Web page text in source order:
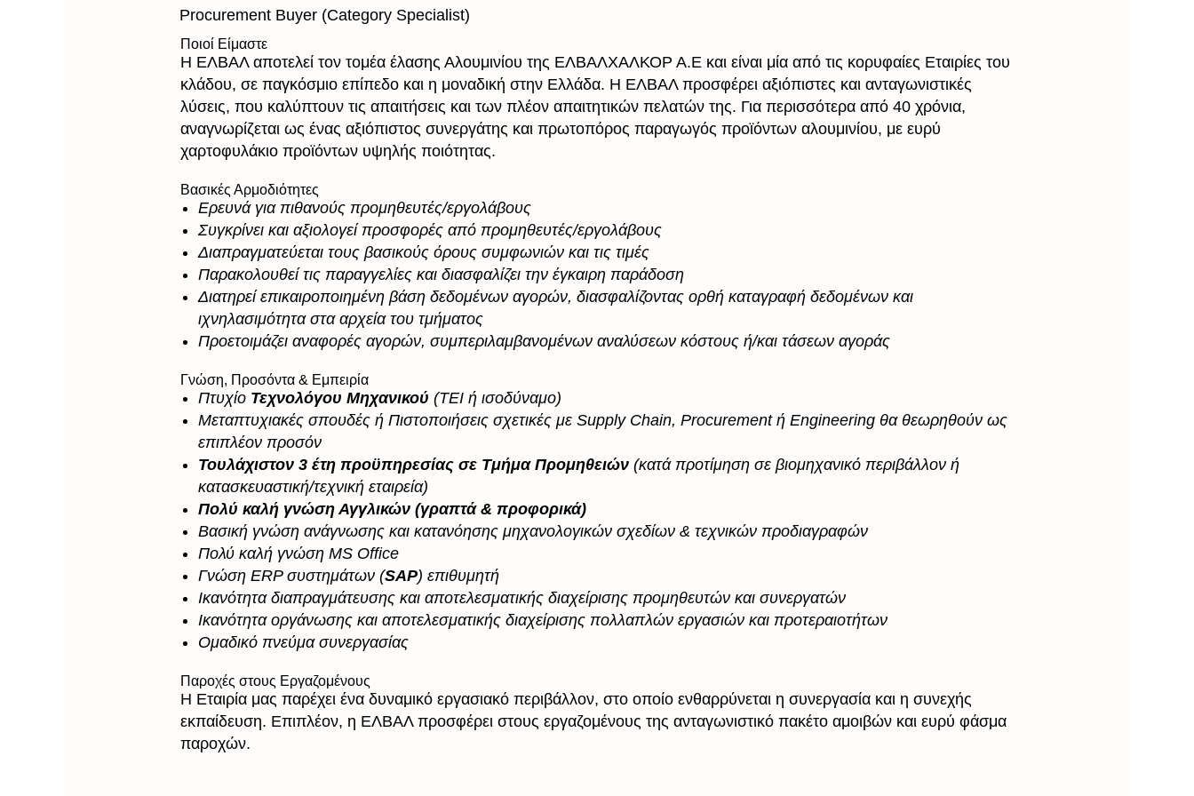
Procurement Buyer (Category Specialist)
Ποιοί Είμαστε
Η ΕΛΒΑΛ αποτελεί τον τομέα έλασης Αλουμινίου της ΕΛΒΑΛΧΑΛΚΟΡ Α.Ε και είναι μία από τις κορυφαίες Εταιρίες του
κλάδου, σε παγκόσμιο επίπεδο και η μοναδική στην Ελλάδα. Η ΕΛΒΑΛ προσφέρει αξιόπιστες και ανταγωνιστικές
λύσεις, που καλύπτουν τις απαιτήσεις και των πλέον απαιτητικών πελατών της. Για περισσότερα από 40 χρόνια,
αναγνωρίζεται ως ένας αξιόπιστος συνεργάτης και πρωτοπόρος παραγωγός προϊόντων αλουμινίου, με ευρύ
χαρτοφυλάκιο προϊόντων υψηλής ποιότητας.
Βασικές Αρμοδιότητες
Ερευνά για πιθανούς προμηθευτές/εργολάβους
Συγκρίνει και αξιολογεί προσφορές από προμηθευτές/εργολάβους
Διαπραγματεύεται τους βασικούς όρους συμφωνιών και τις τιμές
Παρακολουθεί τις παραγγελίες και διασφαλίζει την έγκαιρη παράδοση
Διατηρεί επικαιροποιημένη βάση δεδομένων αγορών, διασφαλίζοντας ορθή καταγραφή δεδομένων και
ιχνηλασιμότητα στα αρχεία του τμήματος
Προετοιμάζει αναφορές αγορών, συμπεριλαμβανομένων αναλύσεων κόστους ή/και τάσεων αγοράς
Γνώση, Προσόντα & Εμπειρία
Πτυχίο Τεχνολόγου Μηχανικού (ΤΕΙ ή ισοδύναμο)
Μεταπτυχιακές σπουδές ή Πιστοποιήσεις σχετικές με Supply Chain, Procurement ή Engineering θα θεωρηθούν ως
επιπλέον προσόν
Τουλάχιστον 3 έτη προϋπηρεσίας σε Tμήμα Προμηθειών (κατά προτίμηση σε βιομηχανικό περιβάλλον ή
κατασκευαστική/τεχνική εταιρεία)
Πολύ καλή γνώση Αγγλικών (γραπτά & προφορικά)
Βασική γνώση ανάγνωσης και κατανόησης μηχανολογικών σχεδίων & τεχνικών προδιαγραφών
Πολύ καλή γνώση MS Office
Γνώση ERP συστημάτων (SAP) επιθυμητή
Ικανότητα διαπραγμάτευσης και αποτελεσματικής διαχείρισης προμηθευτών και συνεργατών
Ικανότητα οργάνωσης και αποτελεσματικής διαχείρισης πολλαπλών εργασιών και προτεραιοτήτων
Ομαδικό πνεύμα συνεργασίας
Παροχές στους Εργαζομένους
Η Εταιρία μας παρέχει ένα δυναμικό εργασιακό περιβάλλον, στο οποίο ενθαρρύνεται η συνεργασία και η συνεχής
εκπαίδευση. Επιπλέον, η ΕΛΒΑΛ προσφέρει στους εργαζομένους της ανταγωνιστικό πακέτο αμοιβών και ευρύ φάσμα
παροχών.